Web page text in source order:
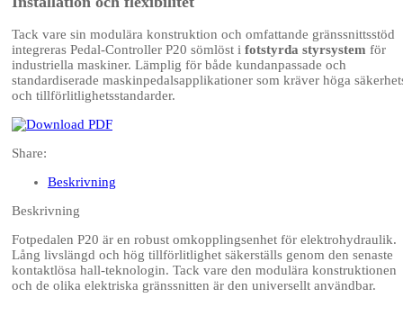
Tack vare sin modulära konstruktion och omfattande gränssnittsstöd
integreras Pedal-Controller P20 sömlöst i fotstyrda styrsystem för
industriella maskiner. Lämplig för både kundanpassade och
standardiserade maskinpedalsapplikationer som kräver höga
och tillförlitlighetsstandarder.
Share:
Beskrivning
Beskrivning
Fotpedalen P20 är en robust omkopplingsenhet för elektrohydraulik.
Lång livslängd och hög tillförlitlighet säkerställs genom den senaste
kontaktlösa hall-teknologin. Tack vare den modulära konstruktionen
och de olika elektriska gränssnitten är den universellt användbar.